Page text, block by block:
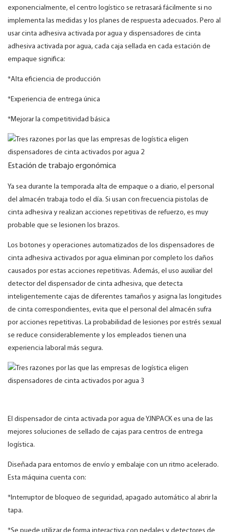
exponencialmente, el centro logístico se retrasará fácilmente si no
implementa las medidas y los planes de respuesta adecuados. Pero al
usar cinta adhesiva activada por agua y dispensadores de cinta
adhesiva activada por agua, cada caja sellada en cada estación de
empaque significa:
*Alta eficiencia de producción
*Experiencia de entrega única
*Mejorar la competitividad básica
Estación de trabajo ergonómica
Ya sea durante la temporada alta de empaque o a diario, el personal
del almacén trabaja todo el día. Si usan con frecuencia pistolas de
cinta adhesiva y realizan acciones repetitivas de refuerzo, es muy
probable que se lesionen los brazos.
Los botones y operaciones automatizados de los dispensadores de
cinta adhesiva activados por agua eliminan por completo los daños
causados ​​por estas acciones repetitivas. Además, el uso auxiliar del
detector del dispensador de cinta adhesiva, que detecta
inteligentemente cajas de diferentes tamaños y asigna las longitudes
de cinta correspondientes, evita que el personal del almacén sufra
por acciones repetitivas. La probabilidad de lesiones por estrés sexual
se reduce considerablemente y los empleados tienen una
experiencia laboral más segura.
El dispensador de cinta activada por agua de YJNPACK es una de las
mejores soluciones de sellado de cajas para centros de entrega
logística.
Diseñada para entornos de envío y embalaje con un ritmo acelerado.
Esta máquina cuenta con:
*Interruptor de bloqueo de seguridad, apagado automático al abrir la
tapa.